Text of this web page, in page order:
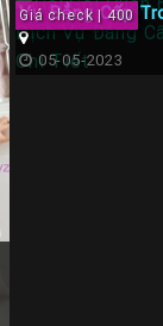
Giá check | 400
Vụ Đẳng Cấp
Tiết
05-05-2023